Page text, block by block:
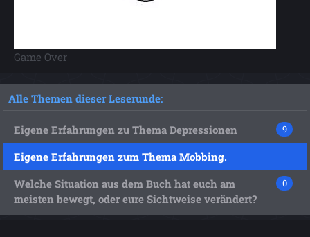
Game Over
Alle Themen dieser Leserunde:
Eigene Erfahrungen zu Thema Depressionen 9
Eigene Erfahrungen zum Thema Mobbing.
Welche Situation aus dem Buch hat euch am
meisten bewegt, oder eure Sichtweise verändert?
0